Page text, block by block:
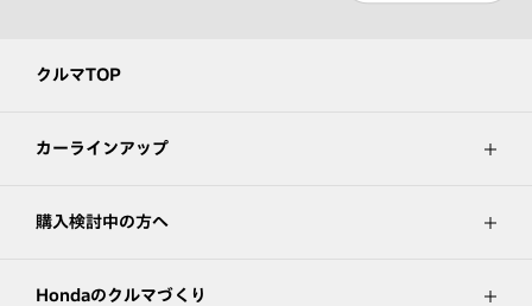
クルマTOP
カーラインアップ
購入検討中の方へ
Hondaのクルマづくり